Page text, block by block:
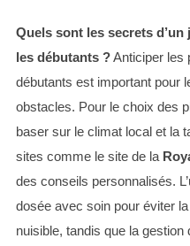
Quels sont les secrets
les débutants ?Anticiper les
débutants est important pour
obstacles. Pour le choix des
baser sur le climat local et la
sites comme le site de la
des conseils personnalisés.
dosée avec soin pour éviter
nuisible, tandis que la